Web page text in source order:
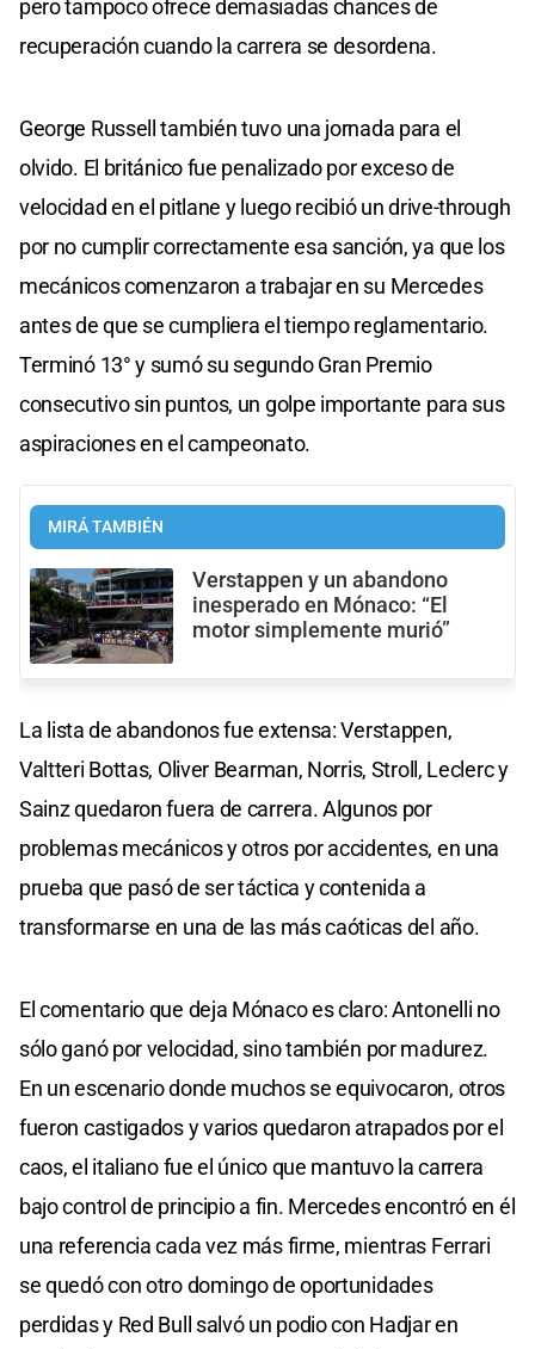
pero tampoco ofrece demasiadas chances de
recuperación cuando la carrera se desordena.
George Russell también tuvo una jornada para el
olvido. El británico fue penalizado por exceso de
velocidad en el pitlane y luego recibió un drive-through
por no cumplir correctamente esa sanción, ya que los
mecánicos comenzaron a trabajar en su Mercedes
antes de que se cumpliera el tiempo reglamentario.
Terminó 13° y sumó su segundo Gran Premio
consecutivo sin puntos, un golpe importante para sus
aspiraciones en el campeonato.
MIRÁ TAMBIÉN
Verstappen y un abandono
inesperado en Mónaco: “El
motor simplemente murió”
La lista de abandonos fue extensa: Verstappen,
Valtteri Bottas, Oliver Bearman, Norris, Stroll, Leclerc y
Sainz quedaron fuera de carrera. Algunos por
problemas mecánicos y otros por accidentes, en una
prueba que pasó de ser táctica y contenida a
transformarse en una de las más caóticas del año.
El comentario que deja Mónaco es claro: Antonelli no
sólo ganó por velocidad, sino también por madurez.
En un escenario donde muchos se equivocaron, otros
fueron castigados y varios quedaron atrapados por el
caos, el italiano fue el único que mantuvo la carrera
bajo control de principio a fin. Mercedes encontró en él
una referencia cada vez más firme, mientras Ferrari
se quedó con otro domingo de oportunidades
perdidas y Red Bull salvó un podio con Hadjar en